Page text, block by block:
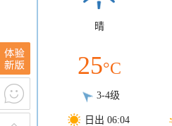
晴
25°C
3-4级
日出 06:04